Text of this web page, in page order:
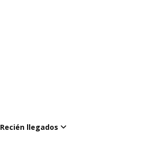
Recién llegados